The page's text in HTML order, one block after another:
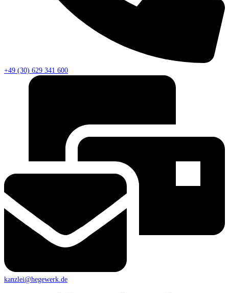
+49 (30) 629 341 600
kanzlei@hegewerk.de